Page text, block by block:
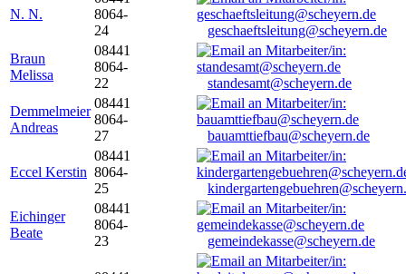
N. N.
8064-
24
geschaeftsleitung@scheyern.de
Braun
Melissa
08441
8064-
22
standesamt@scheyern.de
Demmelmeier
Andreas
08441
8064-
27
bauamttiefbau@scheyern.de
Eccel Kerstin
08441
8064-
25
Eichinger
Beate
08441
8064-
23
gemeindekasse@scheyern.de